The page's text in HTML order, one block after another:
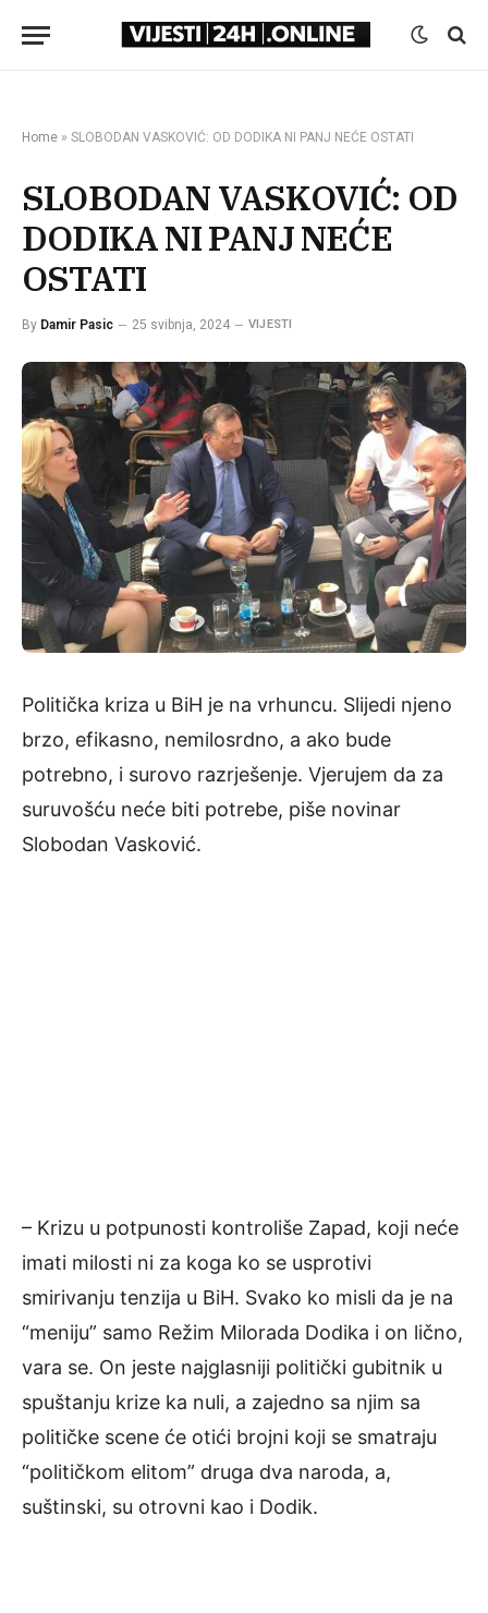
Home » SLOBODAN VASKOVIĆ: OD DODIKA NI PANJ NEĆE OSTATI
SLOBODAN VASKOVIĆ: OD
DODIKA NI PANJ NEĆE
OSTATI
By Damir Pasic 25 svibnja, 2024 VIJESTI
Politička kriza u BiH je na vrhuncu. Slijedi njeno
brzo, efikasno, nemilosrdno, a ako bude
potrebno, i surovo razrješenje. Vjerujem da za
suruvošću neće biti potrebe, piše novinar
Slobodan Vasković.
– Krizu u potpunosti kontroliše Zapad, koji neće
imati milosti ni za koga ko se usprotivi
smirivanju tenzija u BiH. Svako ko misli da je na
“meniju” samo Režim Milorada Dodika i on lično,
vara se. On jeste najglasniji politički gubitnik u
spuštanju krize ka nuli, a zajedno sa njim sa
političke scene će otići brojni koji se smatraju
“političkom elitom” druga dva naroda, a,
suštinski, su otrovni kao i Dodik.